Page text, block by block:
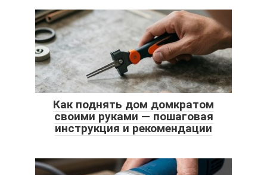
Как поднять дом домкратом
своими руками — пошаговая
инструкция и рекомендации